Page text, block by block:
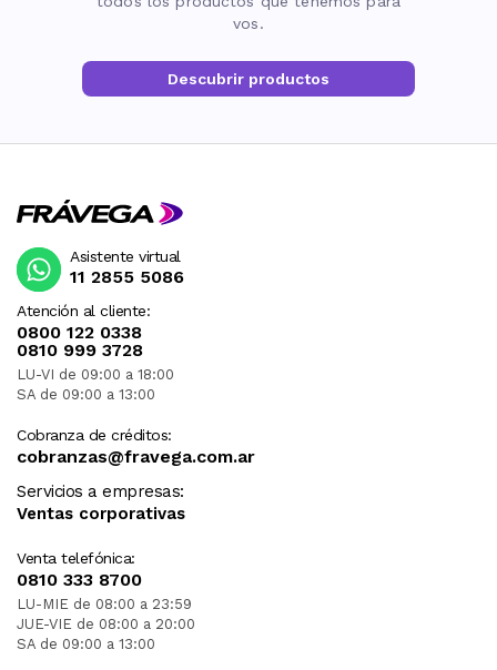
vos.
Descubrir productos
Atención al cliente:
0800 122 0338
0810 999 3728
LU-VI de 09:00 a 18:00
SA de 09:00 a 13:00
Cobranza de créditos:
cobranzas@fravega.com.ar
Servicios a empresas:
Ventas corporativas
Venta telefónica:
0810 333 8700
LU-MIE de 08:00 a 23:59
JUE-VIE de 08:00 a 20:00
SA de 09:00 a 13:00
Asistente virtual
11 2855 5086